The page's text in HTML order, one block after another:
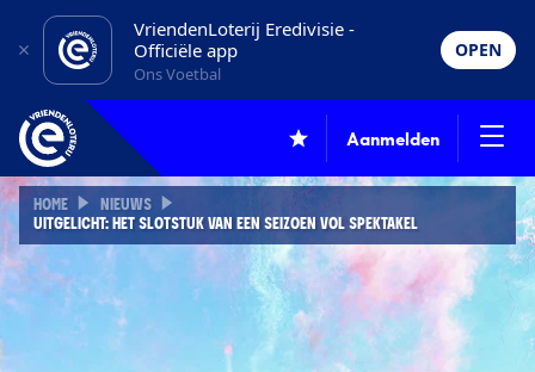
VriendenLoterij Eredivisie -
Officiële app
Ons Voetbal
OPEN
Aanmelden
HOME
NIEUWS
UITGELICHT: HET SLOTSTUK VAN EEN SEIZOEN VOL SPEKTAKEL